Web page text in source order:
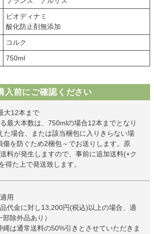
ビオディナミ
酸化防止剤無添加
コルク
750ml
入前にご確認ください
大12本まで
最大本数は、750mlの場合12本までとなり
た場合、または該当梱包に入りきらない場
傷を防ぐため2梱包～でお送りします。原
料が発生しますので、事前に追加送料(+ク
得た上で発送致します。
用
代金に対し13,200円(税込)以上の場合、適
除外品あり）
は通常送料の50%引きとさせていただきま